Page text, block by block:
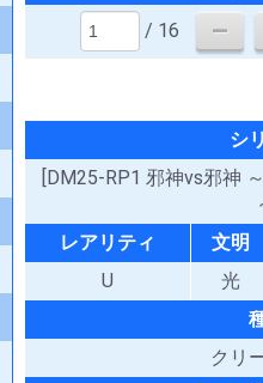
/ 16
シ
[DM25-RP1 邪神vs邪神
レアリティ
文明
U
光
クリ